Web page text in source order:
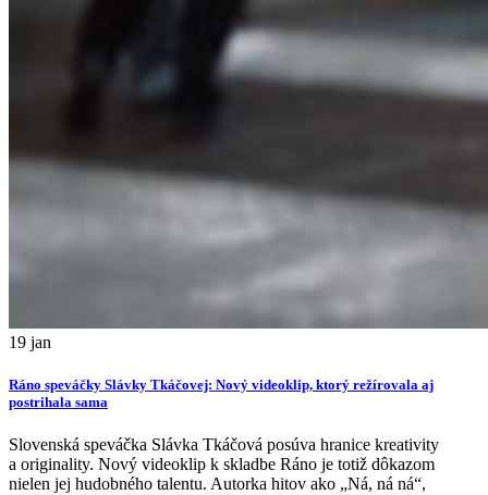
19 jan
Ráno speváčky Slávky Tkáčovej: Nový videoklip, ktorý režírovala aj
postrihala sama
Slovenská speváčka Slávka Tkáčová posúva hranice kreativity
a originality. Nový videoklip k skladbe Ráno je totiž dôkazom
nielen jej hudobného talentu. Autorka hitov ako „Ná, ná ná“,